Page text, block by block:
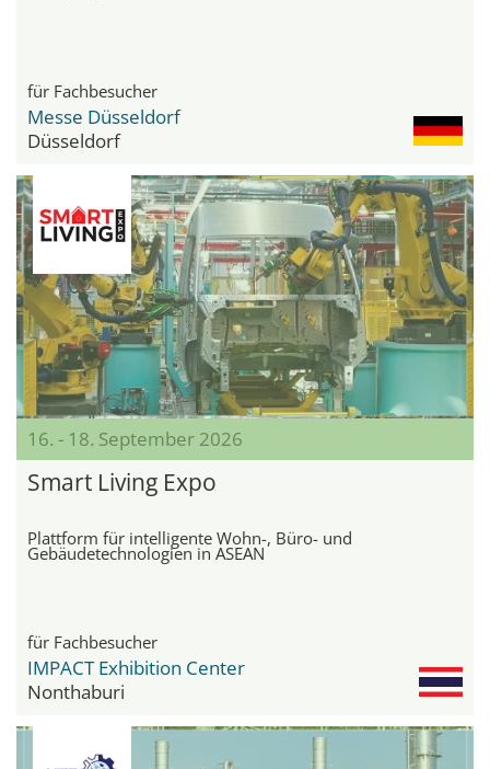
für Fachbesucher
Messe Düsseldorf
Düsseldorf
16. - 18. September 2026
Smart Living Expo
Plattform für intelligente Wohn-, Büro- und
Gebäudetechnologien in ASEAN
für Fachbesucher
IMPACT Exhibition Center
Nonthaburi